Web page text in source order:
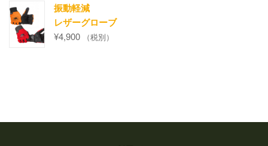
振動軽減
レザーグローブ
¥4,900 （税別）